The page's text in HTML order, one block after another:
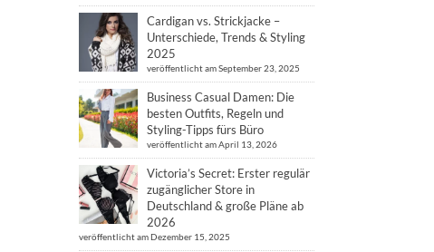
Cardigan vs. Strickjacke –
Unterschiede, Trends & Styling
2025
veröffentlicht am September 23, 2025
Business Casual Damen: Die
besten Outfits, Regeln und
Styling-Tipps fürs Büro
veröffentlicht am April 13, 2026
Victoria’s Secret: Erster regulär
zugänglicher Store in
Deutschland & große Pläne ab
2026
veröffentlicht am Dezember 15, 2025